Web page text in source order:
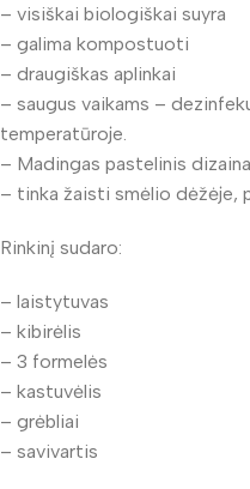
– visiškai biologiškai suyra
– galima kompostuoti
– draugiškas aplinkai
– saugus vaikams –
temperatūroje.
– Madingas pastelinis
– tinka žaisti smėlio dėžėje,
Rinkinį sudaro:
– laistytuvas
– kibirėlis
– 3 formelės
– kastuvėlis
– grėbliai
– savivartis